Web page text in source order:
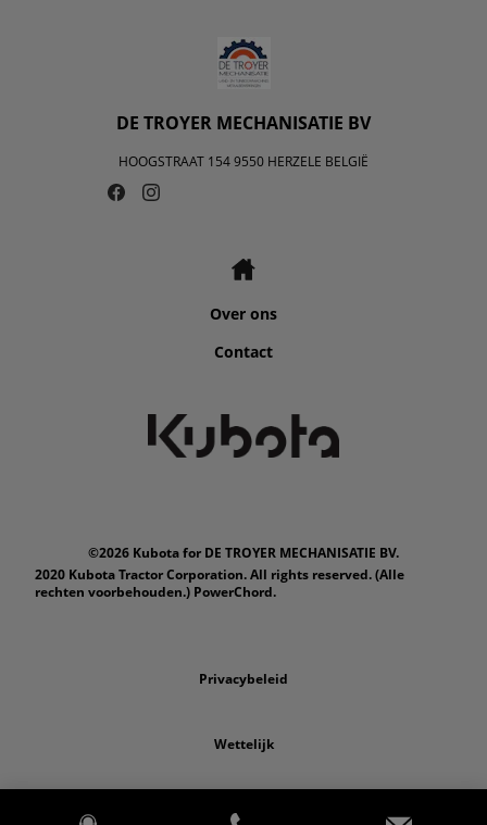
DE TROYER MECHANISATIE BV
HOOGSTRAAT 154 9550 HERZELE BELGIË
Over ons
Contact
©2026 Kubota for DE TROYER MECHANISATIE BV.
2020 Kubota Tractor Corporation. All rights reserved. (Alle
rechten voorbehouden.) PowerChord.
Privacybeleid
Wettelijk